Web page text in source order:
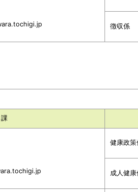
徴収係
課
健康政策
成人健康